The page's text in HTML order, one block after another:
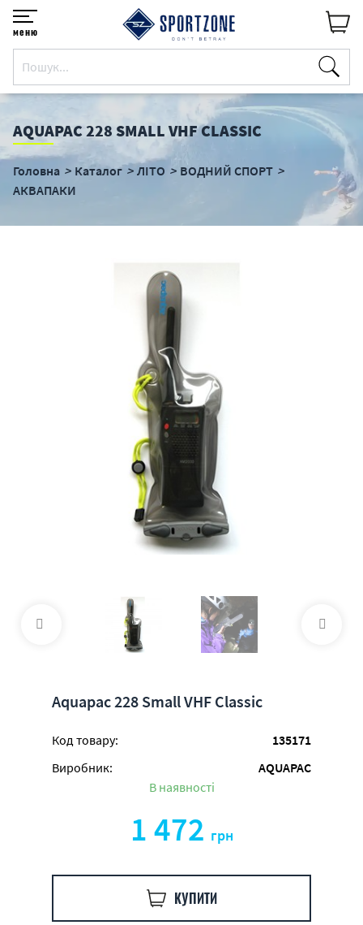
меню
AQUAPAC 228 SMALL VHF CLASSIC
Головна Каталог ЛІТО
ВОДНИЙ СПОРТ
АКВАПАКИ
Aquapac 228 Small VHF Classic
Код товару:
135171
Виробник:
AQUAPAC
В наявності
1 472 грн
КУПИТИ